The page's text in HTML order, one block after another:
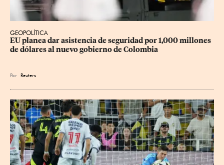
GEOPOLÍTICA
EU planea dar asistencia de seguridad por 1,000 millones
de dólares al nuevo gobierno de Colombia
Por Reuters